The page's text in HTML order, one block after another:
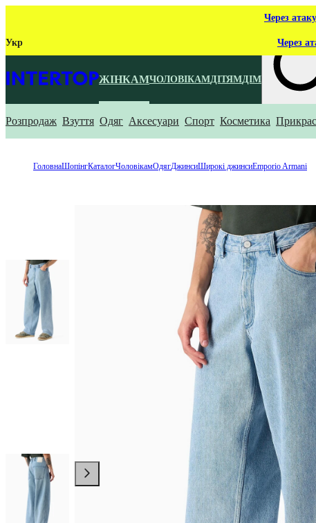
Через
Укр Через
ЖІНКАМЧОЛОВІКАМДІТЯМДІМ
Що ти
Розпродаж Взуття Одяг Аксесуари Спорт Косметика
ГоловнаШопінгКаталогЧоловікамОдягДжинсиШирокі джинсиEmporio Armani